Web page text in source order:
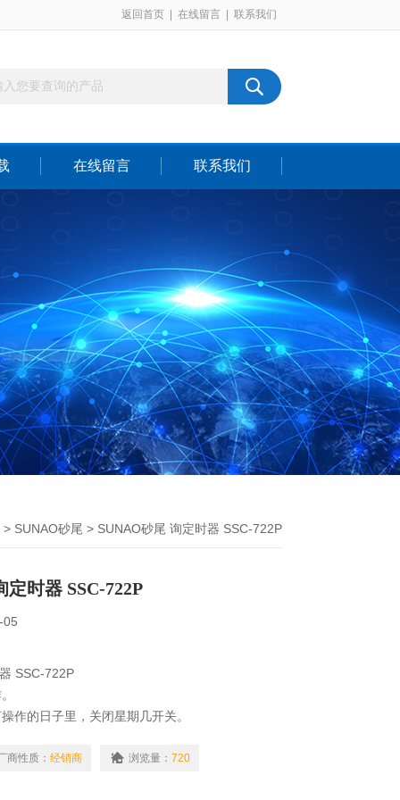
返回首页 在线留言 联系我们
在线留言 联系我们
> SUNAO砂尾 > SUNAO砂尾 询定时器 SSC-722P
定时器 SSC-722P
05
SSC-722P
作的日子里，关闭星期几开关。
交流200V
商性质： 经销商 浏览量： 720